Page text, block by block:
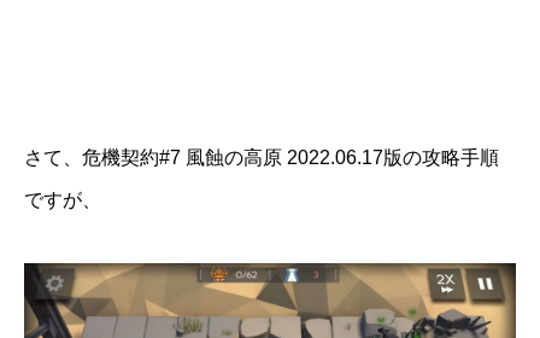
さて、危機契約#7 風蝕の高原 2022.06.17版の攻略手順
ですが、